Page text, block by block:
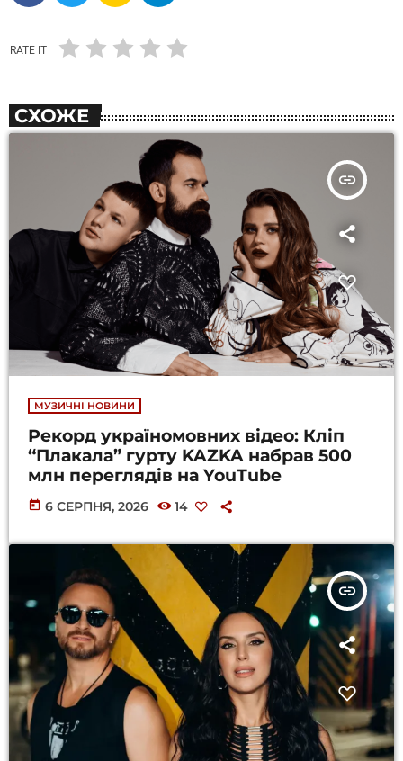
RATE IT
СХОЖЕ
insert_link
МУЗИЧНІ НОВИНИ
Рекорд україномовних відео: Кліп
“Плакала” гурту KAZKA набрав 500
млн переглядів на YouTube
today 6 СЕРПНЯ, 2026 14
insert_link